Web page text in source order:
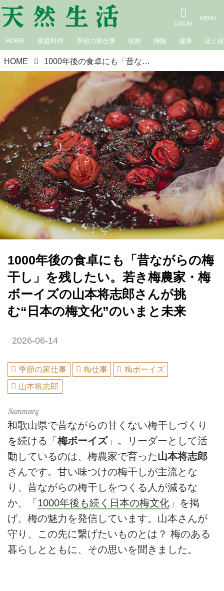
HOME 家庭料理 季節の家仕事 収納 掃除 健康 花と緑
HOME 1000年後の食卓にも「昔ながらの梅干し」を残したい。若き梅農家・梅ボーイズの山本将志郎さんが挑む“日本の梅文化”のいまと未来
1000年後の食卓にも「昔ながらの梅
干し」を残したい。若き梅農家・梅
ボーイズの山本将志郎さんが挑
む“日本の梅文化”のいまと未来
2026-06-14
季節の家仕事 梅仕事
梅ボーイズ
山本将志郎
和歌山県で昔ながらの甘くない梅干しづくり
を続ける「梅ボーイズ」。リーダーとして活
動しているのは、梅農家で育った山本将志郎
さんです。甘い味つけの梅干しが主流とな
り、昔ながらの梅干しをつくる人が減るな
か、「1000年後も続く日本の梅文化 」を掲
げ、梅の魅力を発信しています。山本さんが
守り、この先に繋げたいものとは？ 梅のある
暮らしとともに、その思いを聞きました。